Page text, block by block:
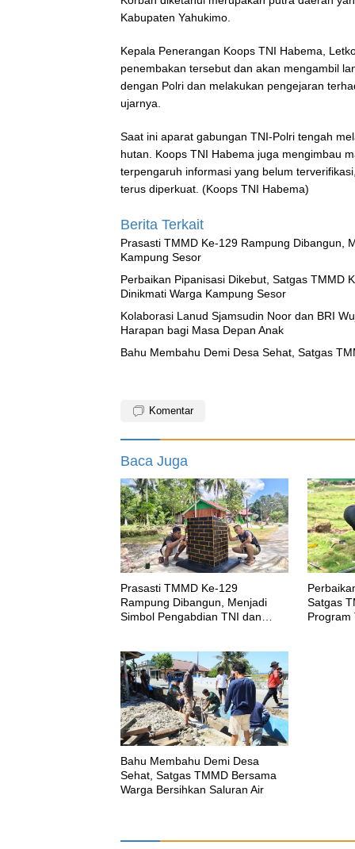
Kabupaten Yahukimo.
Kepala Penerangan Koops TNI Habema,
penembakan tersebut dan akan mengambil
dengan Polri dan melakukan pengejaran
ujarnya.
Saat ini aparat gabungan TNI-Polri tengah
hutan. Koops TNI Habema juga mengimbau
terpengaruh informasi yang belum
terus diperkuat. (Koops TNI Habema)
Berita Terkait
Prasasti TMMD Ke-129 Rampung Dibangun,
Kampung Sesor
Perbaikan Pipanisasi Dikebut, Satgas TMMD
Dinikmati Warga Kampung Sesor
Kolaborasi Lanud Sjamsudin Noor dan BRI
Harapan bagi Masa Depan Anak
Bahu Membahu Demi Desa Sehat, Satgas
Komentar
Baca Juga
Prasasti TMMD Ke-129
Rampung Dibangun, Menjadi
Simbol Pengabdian TNI dan
Satgas
Program
Bahu Membahu Demi Desa
Sehat, Satgas TMMD Bersama
Warga Bersihkan Saluran Air